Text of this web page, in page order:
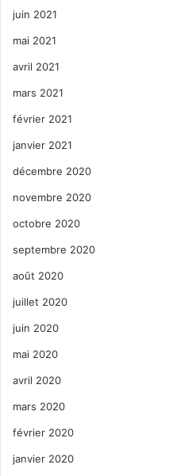
juin 2021
mai 2021
avril 2021
mars 2021
février 2021
janvier 2021
décembre 2020
novembre 2020
octobre 2020
septembre 2020
août 2020
juillet 2020
juin 2020
mai 2020
avril 2020
mars 2020
février 2020
janvier 2020